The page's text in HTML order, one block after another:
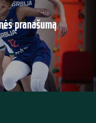
pranašumą